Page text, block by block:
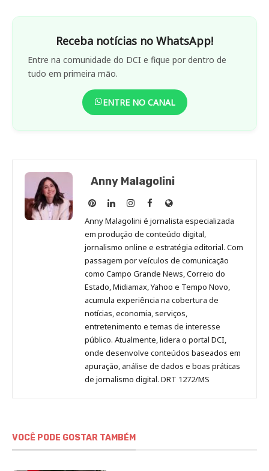
Receba notícias no WhatsApp!
Entre na comunidade do DCI e fique por dentro de
tudo em primeira mão.
ENTRE NO CANAL
Anny Malagolini
Anny
Malagolini
no
Pinterest
Anny
Malagolini
no
LinkedIn
Anny
Malagolini
no
Instagram
Anny
Malagolini
no
Facebook
Site
de
Anny
Malagolini
Anny Malagolini é jornalista especializada
em produção de conteúdo digital,
jornalismo online e estratégia editorial. Com
passagem por veículos de comunicação
como Campo Grande News, Correio do
Estado, Midiamax, Yahoo e Tempo Novo,
acumula experiência na cobertura de
notícias, economia, serviços,
entretenimento e temas de interesse
público. Atualmente, lidera o portal DCI,
onde desenvolve conteúdos baseados em
apuração, análise de dados e boas práticas
de jornalismo digital. DRT 1272/MS
VOCÊ PODE GOSTAR TAMBÉM